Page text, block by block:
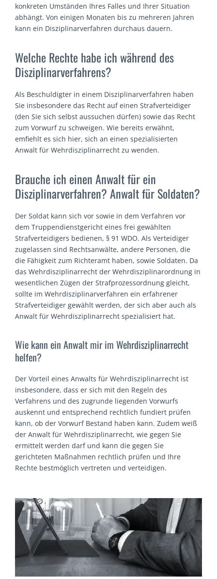
konkreten Umständen Ihres Falles und Ihrer Situation
abhängt. Von einigen Monaten bis zu mehreren Jahren
kann ein Disziplinarverfahren durchaus dauern.
Welche Rechte habe ich während des
Disziplinarverfahrens?
Als Beschuldigter in einem Disziplinarverfahren haben
Sie insbesondere das Recht auf einen Strafverteidiger
(den Sie sich selbst aussuchen dürfen) sowie das Recht
zum Vorwurf zu schweigen. Wie bereits erwähnt,
emfiehlt es sich hier, sich an einen spezialisierten
Anwalt für Wehrdisziplinarrecht zu wenden.
Brauche ich einen Anwalt für ein
Disziplinarverfahren? Anwalt für Soldaten?
Der Soldat kann sich vor sowie in dem Verfahren vor
dem Truppendienstgericht eines frei gewählten
Strafverteidigers bedienen, § 91 WDO. Als Verteidiger
zugelassen sind Rechtsanwälte, andere Personen, die
die Fähigkeit zum Richteramt haben, sowie Soldaten. Da
das Wehrdisziplinarrecht der Wehrdisziplinarordnung in
wesentlichen Zügen der Strafprozessordnung gleicht,
sollte im Wehrdisziplinarverfahren ein erfahrener
Strafverteidiger gewählt werden, der sich aber auch als
Anwalt für Wehrdisziplinarrecht spezialisiert hat.
Wie kann ein Anwalt mir im Wehrdisziplinarrecht
helfen?
Der Vorteil eines Anwalts für Wehrdisziplinarrecht ist
insbesondere, dass er sich mit den Regeln des
Verfahrens und des zugrunde liegenden Vorwurfs
auskennt und entsprechend rechtlich fundiert prüfen
kann, ob der Vorwurf Bestand haben kann. Zudem weiß
der Anwalt für Wehrdisziplinarrecht, wie gegen Sie
ermittelt werden darf und kann die gegen Sie
gerichteten Maßnahmen rechtlich prüfen und Ihre
Rechte bestmöglich vertreten und verteidigen.